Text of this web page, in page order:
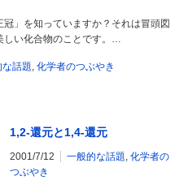
冠」を知っていますか？それは冒頭図
しい化合物のことです。…
話題, 化学者のつぶやき
1,2-還元と1,4-還元
2001/7/12 一般的な話題, 化学者の
つぶやき